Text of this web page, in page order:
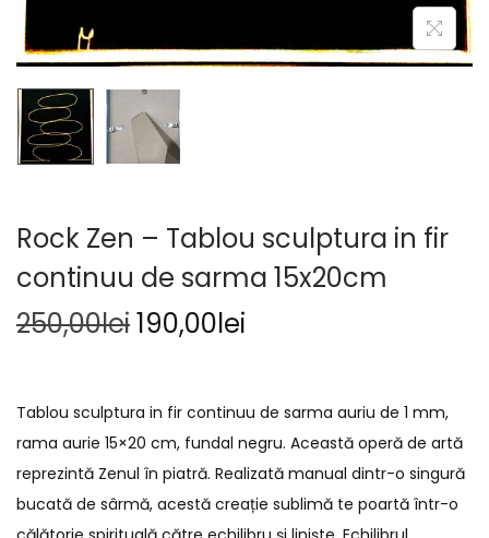
Rock Zen – Tablou sculptura in fir
continuu de sarma 15x20cm
250,00lei190,00lei
Tablou sculptura in fir continuu de sarma auriu de 1 mm,
rama aurie 15×20 cm, fundal negru. Această operă de artă
reprezintă Zenul în piatră. Realizată manual dintr-o singură
bucată de sârmă, acestă creație sublimă te poartă într-o